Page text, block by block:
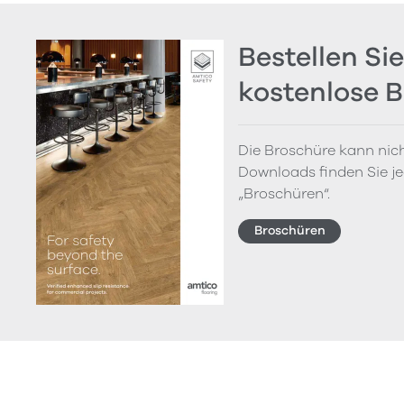
Bestellen
kostenlose
Die Broschüre kann
Downloads finden Sie
„Broschüren“.
Broschüren